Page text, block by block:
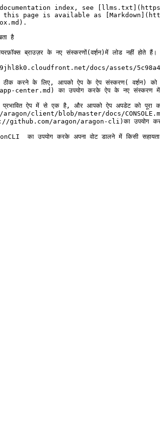
index, see
this page is available as
है
ब्राउज़र के नए संस्करणों(वर्श़न)में लोड नहीं होते
docs/assets/
ठीक करने के लिए, आपको ऐप के ऐप संस्करण(
center.md) का उपयोग करके ऐप के नए संस्करण में
प्रभावित ऐप में से एक है, और आपको ऐप अपडेट को
client/blob/master/docs/
github.com/aragon/aragon-cli)का उपयोग
का उपयोग करके अपना वोट डालने में किसी